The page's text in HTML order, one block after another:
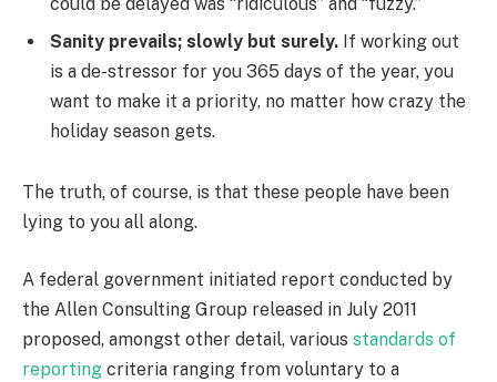
Sanity prevails; slowly but surely. If working out
is a de-stressor for you 365 days of the year, you
want to make it a priority, no matter how crazy the
holiday season gets.
The truth, of course, is that these people have been
lying to you all along.
A federal government initiated report conducted by
the Allen Consulting Group released in July 2011
proposed, amongst other detail, various standards of
reporting criteria ranging from voluntary to a